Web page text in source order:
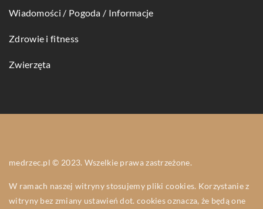
Wiadomości / Pogoda / Informacje
Zdrowie i fitness
Zwierzęta
medrzec.pl © 2023. Wszelkie prawa zastrzeżone.
W ramach naszej witryny stosujemy pliki cookies. Korzystanie z
witryny bez zmiany ustawień dot. cookies oznacza, że będą one